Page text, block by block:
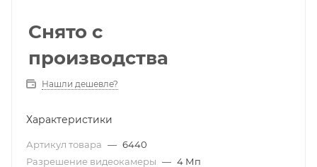
Снято с
производства
Нашли дешевле?
Характеристики
Артикул товара — 6440
Разрешение видеокамеры — 4 Мп